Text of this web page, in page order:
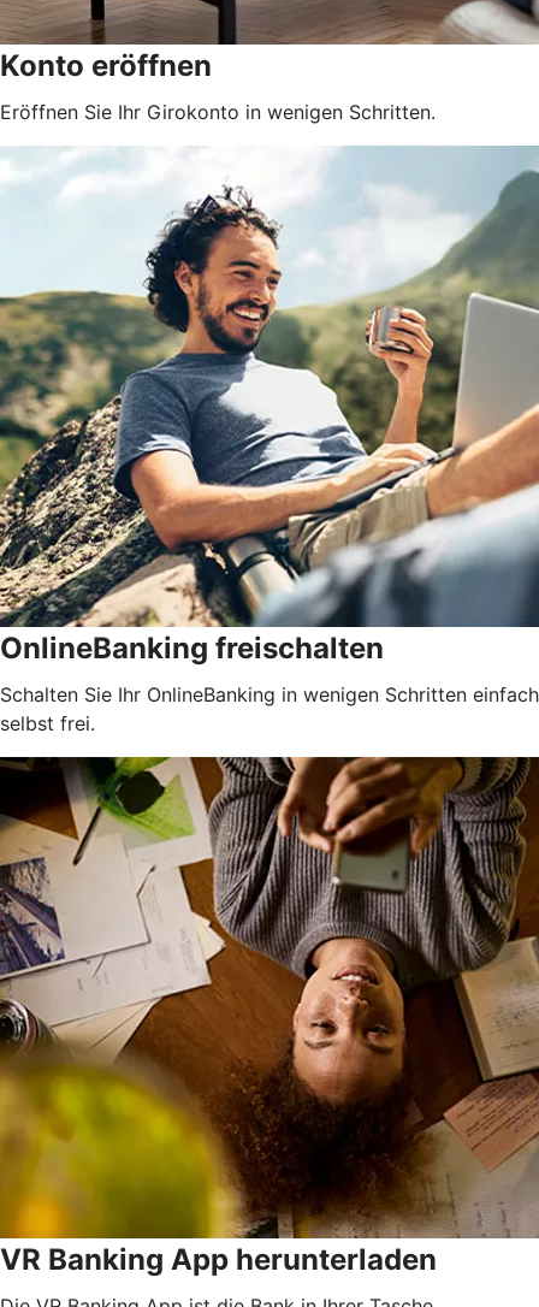
Konto eröffnen
Eröffnen Sie Ihr Girokonto in wenigen Schritten.
OnlineBanking freischalten
Schalten Sie Ihr OnlineBanking in wenigen Schritten einfach
selbst frei.
VR Banking App herunterladen